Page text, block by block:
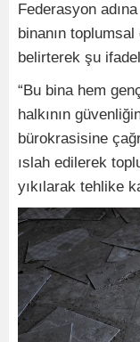
Federasyon
binanın
belirterek şu
“Bu bina hem
halkının
bürokrasisine
ıslah edilerek
yıkılarak tehlike